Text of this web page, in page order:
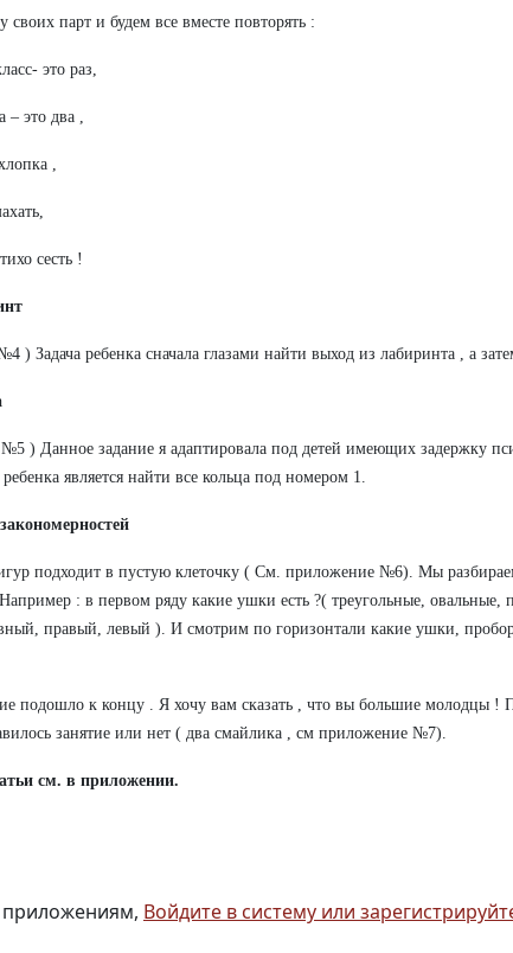
своих парт и будем все вместе повторять :
это раз,
– это два ,
,
сесть !
) Задача ребенка сначала глазами найти выход из лабиринта , а
) Данное задание я адаптировала под детей имеющих задержку
является найти все кольца под номером 1.
подходит в пустую клеточку ( См. приложение №6). Мы
: в первом ряду какие ушки есть ?( треугольные, овальные,
правый, левый ). И смотрим по горизонтали какие ушки,
подошло к концу . Я хочу вам сказать , что вы большие молодцы !
занятие или нет ( два смайлика , см приложение №7).
см. в приложении.
приложениям, Войдите в систему или